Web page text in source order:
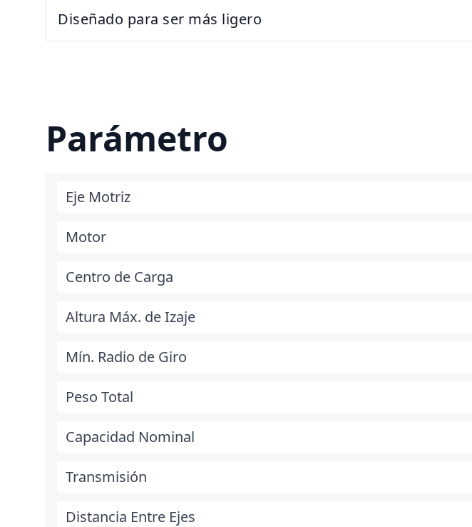
Diseñado para ser más ligero
Parámetro
Eje Motriz
Motor
Centro de Carga
Altura Máx. de Izaje
Mín. Radio de Giro
Peso Total
Capacidad Nominal
Transmisión
Distancia Entre Ejes